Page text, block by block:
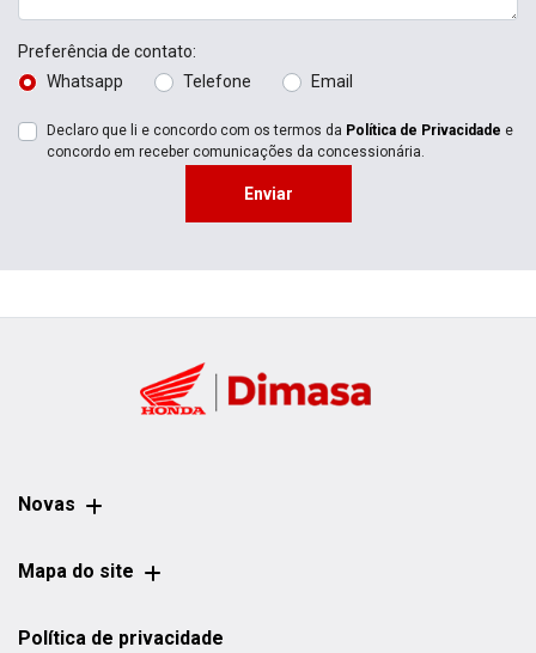
Preferência de contato:
Whatsapp
Telefone Email
Declaro que li e concordo com os termos da Política de Privacidade e
concordo em receber comunicações da concessionária.
Enviar
Novas
Mapa do site
Política de privacidade